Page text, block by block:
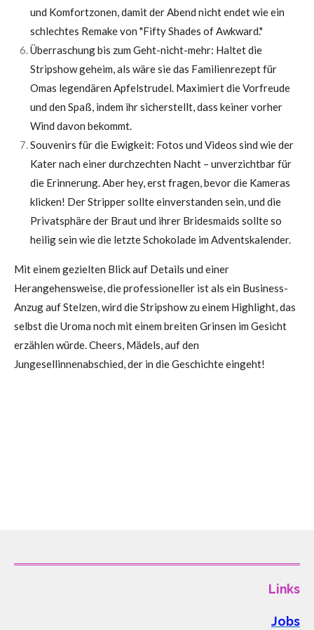
und Komfortzonen, damit der Abend nicht endet wie ein
schlechtes Remake von "Fifty Shades of Awkward."
Überraschung bis zum Geht-nicht-mehr: Haltet die
Stripshow geheim, als wäre sie das Familienrezept für
Omas legendären Apfelstrudel. Maximiert die Vorfreude
und den Spaß, indem ihr sicherstellt, dass keiner vorher
Wind davon bekommt.
Souvenirs für die Ewigkeit: Fotos und Videos sind wie der
Kater nach einer durchzechten Nacht – unverzichtbar für
die Erinnerung. Aber hey, erst fragen, bevor die Kameras
klicken! Der Stripper sollte einverstanden sein, und die
Privatsphäre der Braut und ihrer Bridesmaids sollte so
heilig sein wie die letzte Schokolade im Adventskalender.
Mit einem gezielten Blick auf Details und einer
Herangehensweise, die professioneller ist als ein Business-
Anzug auf Stelzen, wird die Stripshow zu einem Highlight, das
selbst die Uroma noch mit einem breiten Grinsen im Gesicht
erzählen würde. Cheers, Mädels, auf den
Jungesellinnenabschied, der in die Geschichte eingeht!
Links
Jobs